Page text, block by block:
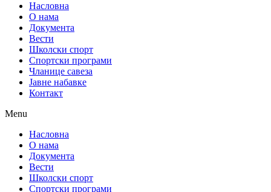
Насловна
О нама
Документа
Вести
Школски спорт
Спортски програми
Чланице савеза
Јавне набавке
Контакт
Menu
Насловна
О нама
Документа
Вести
Школски спорт
Спортски програми